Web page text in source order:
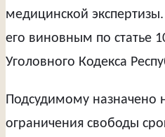
медицинской
его виновным по статье
Уголовного Кодекса
Подсудимому назначено
ограничения свободы